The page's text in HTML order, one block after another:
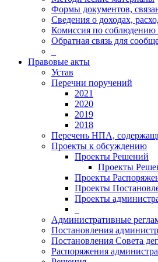
Формы документов,
Сведения о доходах,
Комиссия по соблюдению
Обратная связь для
Правовые акты
Устав
Перечни поручений
2021
2020
2019
2018
Перечень НПА,
Проекты к обсуждению
Проекты Решений
Проекты
Проекты
Проекты
Проекты
Административные
Постановления
Постановления Совета
Распоряжения